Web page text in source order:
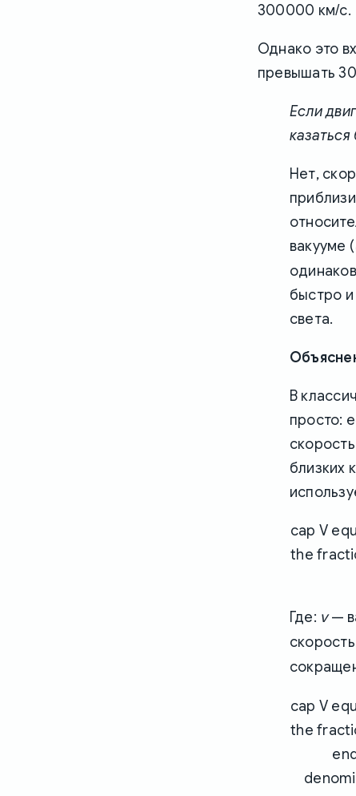
300000 км/с.
Однако это
превышать
Если
Нет,
вакууме (
быстро и
света.
В
просто:
близких
cap V
the
Где: v—
cap V
the